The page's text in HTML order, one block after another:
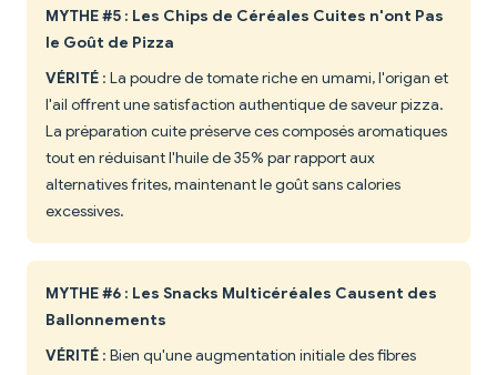
MYTHE #5 : Les Chips de Céréales Cuites n'ont Pas
le Goût de Pizza
VÉRITÉ : La poudre de tomate riche en umami, l'origan et
l'ail offrent une satisfaction authentique de saveur pizza.
La préparation cuite préserve ces composés aromatiques
tout en réduisant l'huile de 35% par rapport aux
alternatives frites, maintenant le goût sans calories
excessives.
MYTHE #6 : Les Snacks Multicéréales Causent des
Ballonnements
VÉRITÉ : Bien qu'une augmentation initiale des fibres